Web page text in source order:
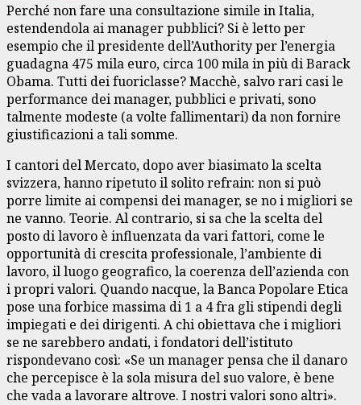
Perché non fare una consultazione simile in Italia,
estendendola ai manager pubblici? Si è letto per
esempio che il presidente dell’Authority per l’energia
guadagna 475 mila euro, circa 100 mila in più di Barack
Obama. Tutti dei fuoriclasse? Macchè, salvo rari casi le
performance dei manager, pubblici e privati, sono
talmente modeste (a volte fallimentari) da non fornire
giustificazioni a tali somme.
I cantori del Mercato, dopo aver biasimato la scelta
svizzera, hanno ripetuto il solito refrain: non si può
porre limite ai compensi dei manager, se no i migliori se
ne vanno. Teorie. Al contrario, si sa che la scelta del
posto di lavoro è influenzata da vari fattori, come le
opportunità di crescita professionale, l’ambiente di
lavoro, il luogo geografico, la coerenza dell’azienda con
i propri valori. Quando nacque, la Banca Popolare Etica
pose una forbice massima di 1 a 4 fra gli stipendi degli
impiegati e dei dirigenti. A chi obiettava che i migliori
se ne sarebbero andati, i fondatori dell’istituto
rispondevano così: «Se un manager pensa che il danaro
che percepisce è la sola misura del suo valore, è bene
che vada a lavorare altrove. I nostri valori sono altri».